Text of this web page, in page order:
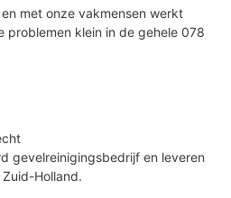
met onze vakmensen werkt
problemen klein in de gehele 078
gevelreinigingsbedrijf en leveren
Holland.